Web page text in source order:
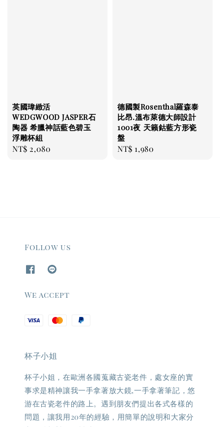
英國瑋緻活
WEDGWOOD JASPER石
陶器 希臘神話藍色碧玉
浮雕杯組
Regular
NT$ 2,080
德國製Rosenthal羅森泰
比昂.溫布萊德大師設計
1001夜 天籟鈷藍方形瓷
盤
Regular
NT$ 1,980
Follow us
We accept
杯子小姐
杯子小姐，在歐洲各國蒐藏古瓷老件，處女座的實
事求是精神讓我一手拿著放大鏡,一手拿著筆記，悠
游在古瓷老件的路上。遇到朋友們提出各式各樣的
問題，讓我用20年的經驗，用簡單的說明和大家分